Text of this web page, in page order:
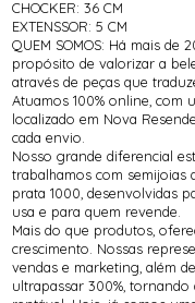
CHOCKER: 36 CM
EXTENSSOR: 5 CM
QUEM SOMOS: Há mais
propósito de valorizar a
através de peças que
Atuamos 100% online, com
localizado em Nova
cada envio.
Nosso grande diferencial
trabalhamos com semijoias
prata 1000, desenvolvidas
usa e para quem revende.
Mais do que produtos,
crescimento. Nossas
vendas e marketing, além
ultrapassar 300%,